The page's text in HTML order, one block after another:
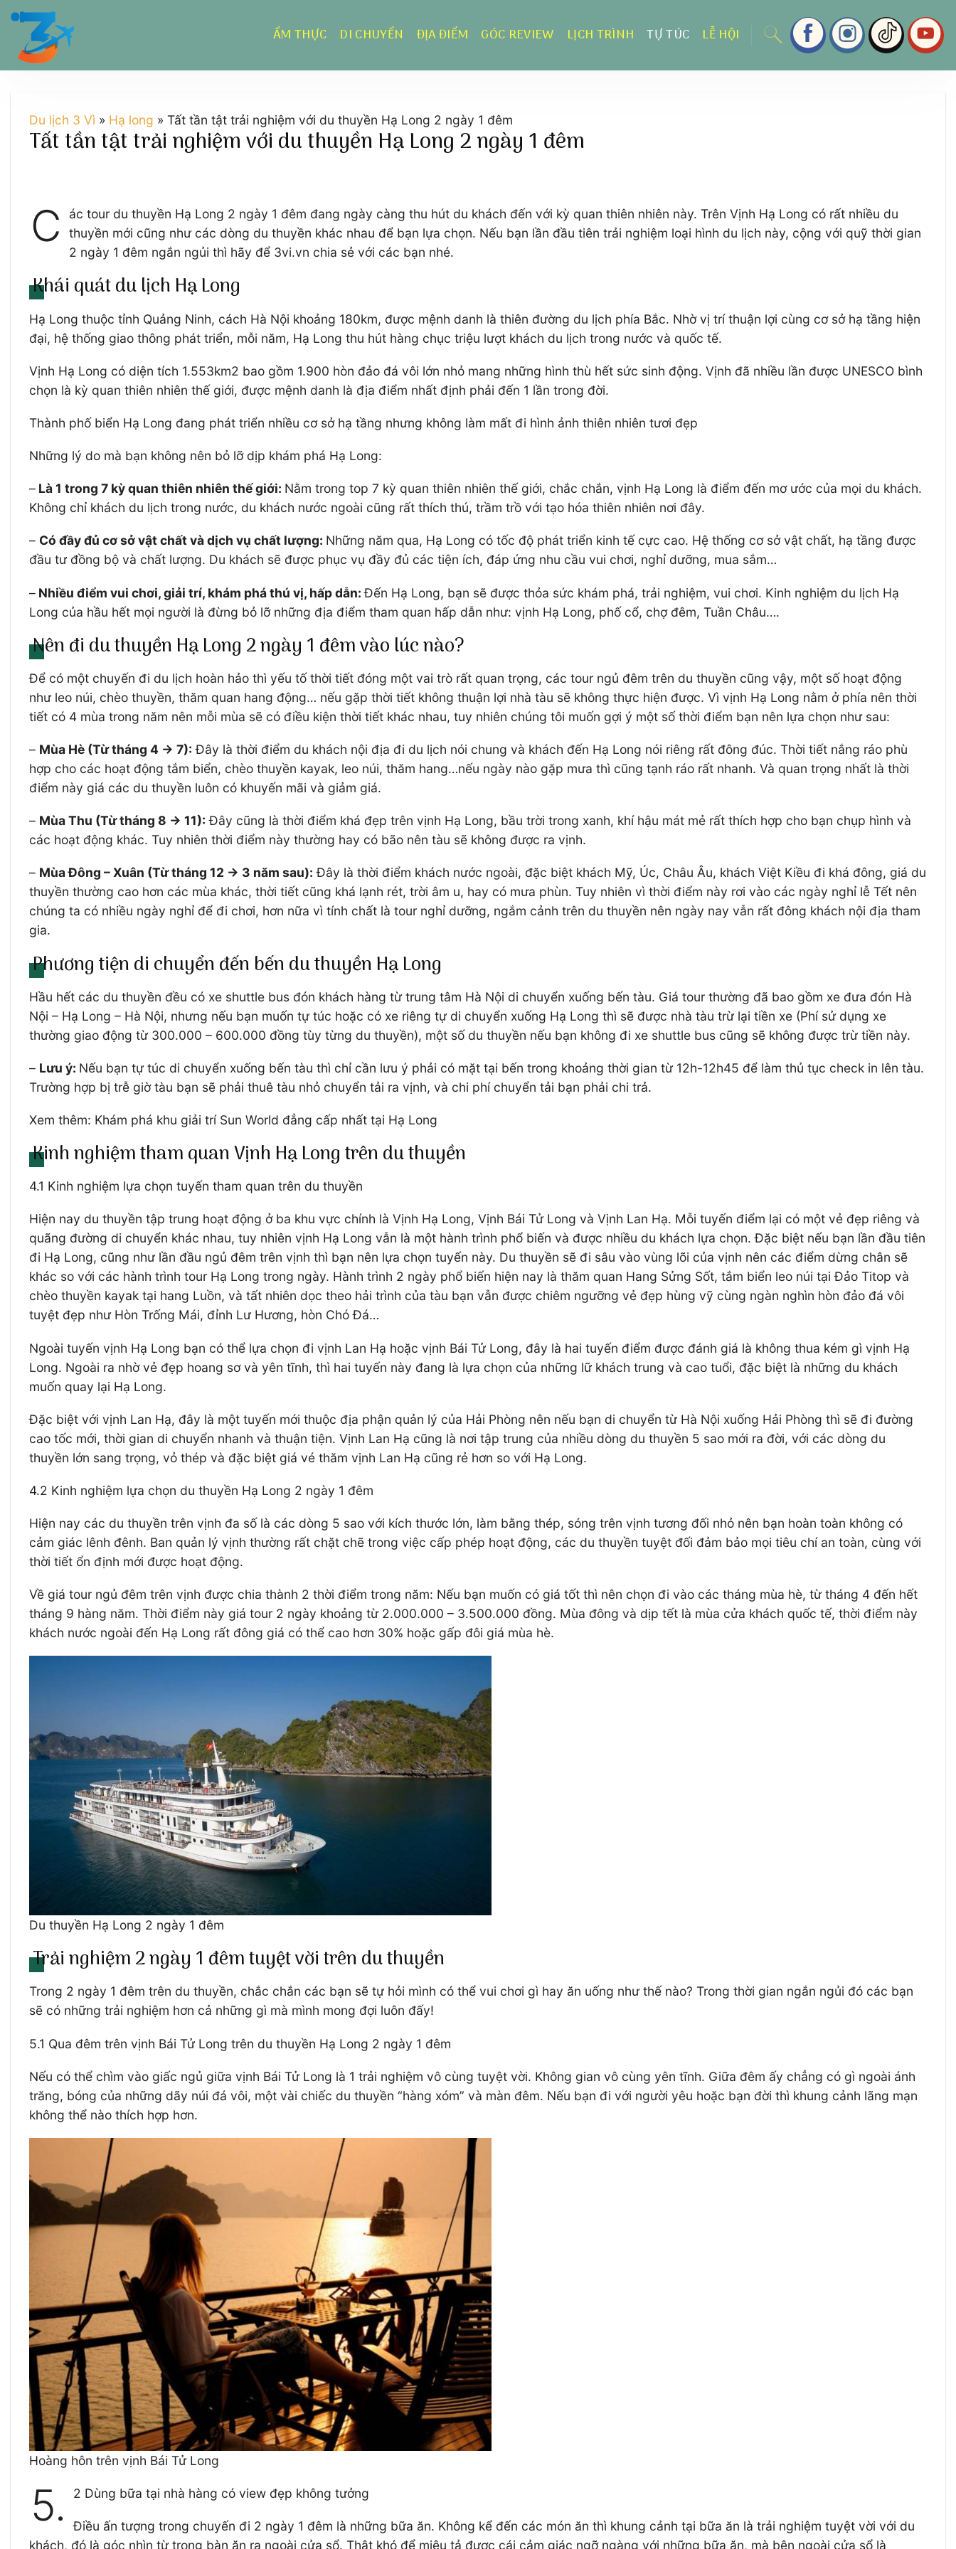
Chuyển
dung
ẨM THỰC DI CHUYỂN ĐỊA ĐIỂM GÓC REVIEW LỊCH TRÌNH TỰ TÚC LỄ HỘI
Du lịch 3 Vì » Hạ long »Tất tần tật trải nghiệm với du thuyền Hạ Long 2 ngày 1 đêm
Tất tần tật trải nghiệm với du thuyền Hạ Long 2 ngày 1 đêm
C
ác tour du thuyền Hạ Long 2 ngày 1 đêm đang ngày càng thu hút du khách đến với kỳ quan thiên nhiên này. Trên Vịnh Hạ Long có rất nhiều du
thuyền mới cũng như các dòng du thuyền khác nhau để bạn lựa chọn. Nếu bạn lần đầu tiên trải nghiệm loại hình du lịch này, cộng với quỹ thời gian
2 ngày 1 đêm ngắn ngủi thì hãy để 3vi.vn chia sẻ với các bạn nhé.
Khái quát du lịch Hạ Long
Hạ Long thuộc tỉnh Quảng Ninh, cách Hà Nội khoảng 180km, được mệnh danh là thiên đường du lịch phía Bắc. Nhờ vị trí thuận lợi cùng cơ sở hạ tầng hiện
đại, hệ thống giao thông phát triển, mỗi năm, Hạ Long thu hút hàng chục triệu lượt khách du lịch trong nước và quốc tế.
Vịnh Hạ Long có diện tích 1.553km2 bao gồm 1.900 hòn đảo đá vôi lớn nhỏ mang những hình thù hết sức sinh động. Vịnh đã nhiều lần được UNESCO bình
chọn là kỳ quan thiên nhiên thế giới, được mệnh danh là địa điểm nhất định phải đến 1 lần trong đời.
Thành phố biển Hạ Long đang phát triển nhiều cơ sở hạ tầng nhưng không làm mất đi hình ảnh thiên nhiên tươi đẹp
Những lý do mà bạn không nên bỏ lỡ dịp khám phá Hạ Long:
– Là 1 trong 7 kỳ quan thiên nhiên thế giới: Nằm trong top 7 kỳ quan thiên nhiên thế giới, chắc chắn, vịnh Hạ Long là điểm đến mơ ước của mọi du khách.
Không chỉ khách du lịch trong nước, du khách nước ngoài cũng rất thích thú, trầm trồ với tạo hóa thiên nhiên nơi đây.
– Có đầy đủ cơ sở vật chất và dịch vụ chất lượng: Những năm qua, Hạ Long có tốc độ phát triển kinh tế cực cao. Hệ thống cơ sở vật chất, hạ tầng được
đầu tư đồng bộ và chất lượng. Du khách sẽ được phục vụ đầy đủ các tiện ích, đáp ứng nhu cầu vui chơi, nghỉ dưỡng, mua sắm…
– Nhiều điểm vui chơi, giải trí, khám phá thú vị, hấp dẫn:Đến Hạ Long, bạn sẽ được thỏa sức khám phá, trải nghiệm, vui chơi. Kinh nghiệm du lịch Hạ
Long của hầu hết mọi người là đừng bỏ lỡ những địa điểm tham quan hấp dẫn như: vịnh Hạ Long, phố cổ, chợ đêm, Tuần Châu….
Nên đi du thuyền Hạ Long 2 ngày 1 đêm vào lúc nào?
Để có một chuyến đi du lịch hoàn hảo thì yếu tố thời tiết đóng một vai trò rất quan trọng, các tour ngủ đêm trên du thuyền cũng vậy, một số hoạt động
như leo núi, chèo thuyền, thăm quan hang động… nếu gặp thời tiết không thuận lợi nhà tàu sẽ không thực hiện được. Vì vịnh Hạ Long nằm ở phía nên thời
tiết có 4 mùa trong năm nên mỗi mùa sẽ có điều kiện thời tiết khác nhau, tuy nhiên chúng tôi muốn gợi ý một số thời điểm bạn nên lựa chọn như sau:
– Mùa Hè (Từ tháng 4 -> 7): Đây là thời điểm du khách nội địa đi du lịch nói chung và khách đến Hạ Long nói riêng rất đông đúc. Thời tiết nắng ráo phù
hợp cho các hoạt động tắm biển, chèo thuyền kayak, leo núi, thăm hang…nếu ngày nào gặp mưa thì cũng tạnh ráo rất nhanh. Và quan trọng nhất là thời
điểm này giá các du thuyền luôn có khuyến mãi và giảm giá.
– Mùa Thu (Từ tháng 8 -> 11): Đây cũng là thời điểm khá đẹp trên vịnh Hạ Long, bầu trời trong xanh, khí hậu mát mẻ rất thích hợp cho bạn chụp hình và
các hoạt động khác. Tuy nhiên thời điểm này thường hay có bão nên tàu sẽ không được ra vịnh.
– Mùa Đông – Xuân (Từ tháng 12 -> 3 năm sau): Đây là thời điểm khách nước ngoài, đặc biệt khách Mỹ, Úc, Châu Âu, khách Việt Kiều đi khá đông, giá du
thuyền thường cao hơn các mùa khác, thời tiết cũng khá lạnh rét, trời âm u, hay có mưa phùn. Tuy nhiên vì thời điểm này rơi vào các ngày nghỉ lễ Tết nên
chúng ta có nhiều ngày nghỉ để đi chơi, hơn nữa vì tính chất là tour nghỉ dưỡng, ngắm cảnh trên du thuyền nên ngày nay vẫn rất đông khách nội địa tham
gia.
Phương tiện di chuyển đến bến du thuyền Hạ Long
Hầu hết các du thuyền đều có xe shuttle bus đón khách hàng từ trung tâm Hà Nội di chuyển xuống bến tàu. Giá tour thường đã bao gồm xe đưa đón Hà
Nội – Hạ Long – Hà Nội, nhưng nếu bạn muốn tự túc hoặc có xe riêng tự di chuyển xuống Hạ Long thì sẽ được nhà tàu trừ lại tiền xe (Phí sử dụng xe
thường giao động từ 300.000 – 600.000 đồng tùy từng du thuyền), một số du thuyền nếu bạn không đi xe shuttle bus cũng sẽ không được trừ tiền này.
– Lưu ý: Nếu bạn tự túc di chuyển xuống bến tàu thì chỉ cần lưu ý phải có mặt tại bến trong khoảng thời gian từ 12h-12h45 để làm thủ tục check in lên tàu.
Trường hợp bị trễ giờ tàu bạn sẽ phải thuê tàu nhỏ chuyển tải ra vịnh, và chi phí chuyển tải bạn phải chi trả.
Xem thêm: Khám phá khu giải trí Sun World đẳng cấp nhất tại Hạ Long
Kinh nghiệm tham quan Vịnh Hạ Long trên du thuyền
4.1 Kinh nghiệm lựa chọn tuyến tham quan trên du thuyền
Hiện nay du thuyền tập trung hoạt động ở ba khu vực chính là Vịnh Hạ Long, Vịnh Bái Tử Long và Vịnh Lan Hạ. Mỗi tuyến điểm lại có một vẻ đẹp riêng và
quãng đường di chuyển khác nhau, tuy nhiên vịnh Hạ Long vẫn là một hành trình phổ biến và được nhiều du khách lựa chọn. Đặc biệt nếu bạn lần đầu tiên
đi Hạ Long, cũng như lần đầu ngủ đêm trên vịnh thì bạn nên lựa chọn tuyến này. Du thuyền sẽ đi sâu vào vùng lõi của vịnh nên các điểm dừng chân sẽ
khác so với các hành trình tour Hạ Long trong ngày. Hành trình 2 ngày phổ biến hiện nay là thăm quan Hang Sửng Sốt, tắm biển leo núi tại Đảo Titop và
chèo thuyền kayak tại hang Luồn, và tất nhiên dọc theo hải trình của tàu bạn vẫn được chiêm ngưỡng vẻ đẹp hùng vỹ cùng ngàn nghìn hòn đảo đá vôi
tuyệt đẹp như Hòn Trống Mái, đỉnh Lư Hương, hòn Chó Đá…
Ngoài tuyến vịnh Hạ Long bạn có thể lựa chọn đi vịnh Lan Hạ hoặc vịnh Bái Tử Long, đây là hai tuyến điểm được đánh giá là không thua kém gì vịnh Hạ
Long. Ngoài ra nhờ vẻ đẹp hoang sơ và yên tĩnh, thì hai tuyến này đang là lựa chọn của những lữ khách trung và cao tuổi, đặc biệt là những du khách
muốn quay lại Hạ Long.
Đặc biệt với vịnh Lan Hạ, đây là một tuyến mới thuộc địa phận quản lý của Hải Phòng nên nếu bạn di chuyển từ Hà Nội xuống Hải Phòng thì sẽ đi đường
cao tốc mới, thời gian di chuyển nhanh và thuận tiện. Vịnh Lan Hạ cũng là nơi tập trung của nhiều dòng du thuyền 5 sao mới ra đời, với các dòng du
thuyền lớn sang trọng, vỏ thép và đặc biệt giá vé thăm vịnh Lan Hạ cũng rẻ hơn so với Hạ Long.
4.2 Kinh nghiệm lựa chọn du thuyền Hạ Long 2 ngày 1 đêm
Hiện nay các du thuyền trên vịnh đa số là các dòng 5 sao với kích thước lớn, làm bằng thép, sóng trên vịnh tương đối nhỏ nên bạn hoàn toàn không có
cảm giác lênh đênh. Ban quản lý vịnh thường rất chặt chẽ trong việc cấp phép hoạt động, các du thuyền tuyệt đối đảm bảo mọi tiêu chí an toàn, cùng với
thời tiết ổn định mới được hoạt động.
Về giá tour ngủ đêm trên vịnh được chia thành 2 thời điểm trong năm: Nếu bạn muốn có giá tốt thì nên chọn đi vào các tháng mùa hè, từ tháng 4 đến hết
tháng 9 hàng năm. Thời điểm này giá tour 2 ngày khoảng từ 2.000.000 – 3.500.000 đồng. Mùa đông và dịp tết là mùa cửa khách quốc tế, thời điểm này
khách nước ngoài đến Hạ Long rất đông giá có thể cao hơn 30% hoặc gấp đôi giá mùa hè.
Du thuyền Hạ Long 2 ngày 1 đêm
Trải nghiệm 2 ngày 1 đêm tuyệt vời trên du thuyền
Trong 2 ngày 1 đêm trên du thuyền, chắc chắn các bạn sẽ tự hỏi mình có thể vui chơi gì hay ăn uống như thế nào? Trong thời gian ngắn ngủi đó các bạn
sẽ có những trải nghiệm hơn cả những gì mà mình mong đợi luôn đấy!
5.1 Qua đêm trên vịnh Bái Tử Long trên du thuyền Hạ Long 2 ngày 1 đêm
Nếu có thể chìm vào giấc ngủ giữa vịnh Bái Tử Long là 1 trải nghiệm vô cùng tuyệt vời. Không gian vô cùng yên tĩnh. Giữa đêm ấy chẳng có gì ngoài ánh
trăng, bóng của những dãy núi đá vôi, một vài chiếc du thuyền “hàng xóm” và màn đêm. Nếu bạn đi với người yêu hoặc bạn đời thì khung cảnh lãng mạn
không thể nào thích hợp hơn.
Hoàng hôn trên vịnh Bái Tử Long
5. 2 Dùng bữa tại nhà hàng có view đẹp không tưởng
Điều ấn tượng trong chuyến đi 2 ngày 1 đêm là những bữa ăn. Không kể đến các món ăn thì khung cảnh tại bữa ăn là trải nghiệm tuyệt vời với du
khách, đó là góc nhìn từ trong bàn ăn ra ngoài cửa sổ. Thật khó để miêu tả được cái cảm giác ngỡ ngàng với những bữa ăn, mà bên ngoài cửa sổ là